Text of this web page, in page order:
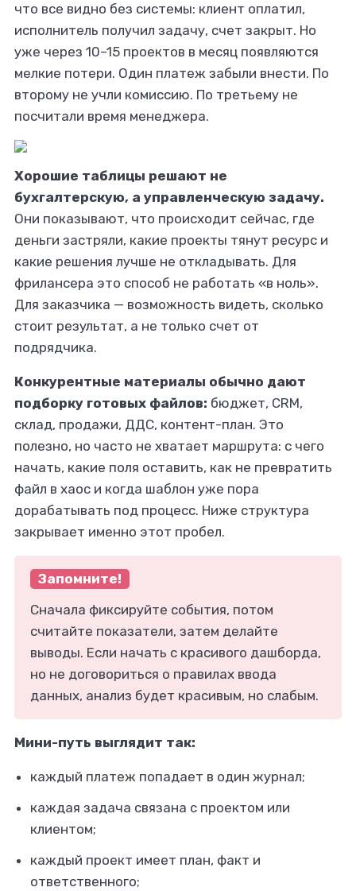
что все видно без системы: клиент оплатил,
исполнитель получил задачу, счет закрыт. Но
уже через 10–15 проектов в месяц появляются
мелкие потери. Один платеж забыли внести. По
второму не учли комиссию. По третьему не
посчитали время менеджера.
Хорошие таблицы решают не
бухгалтерскую, а управленческую задачу.
Они показывают, что происходит сейчас, где
деньги застряли, какие проекты тянут ресурс и
какие решения лучше не откладывать. Для
фрилансера это способ не работать «в ноль».
Для заказчика — возможность видеть, сколько
стоит результат, а не только счет от
подрядчика.
Конкурентные материалы обычно дают
подборку готовых файлов: бюджет, CRM,
склад, продажи, ДДС, контент-план. Это
полезно, но часто не хватает маршрута: с чего
начать, какие поля оставить, как не превратить
файл в хаос и когда шаблон уже пора
дорабатывать под процесс. Ниже структура
закрывает именно этот пробел.
Запомните!
Сначала фиксируйте события, потом
считайте показатели, затем делайте
выводы. Если начать с красивого дашборда,
но не договориться о правилах ввода
данных, анализ будет красивым, но слабым.
Мини-путь выглядит так:
каждый платеж попадает в один журнал;
каждая задача связана с проектом или
клиентом;
каждый проект имеет план, факт и
ответственного;